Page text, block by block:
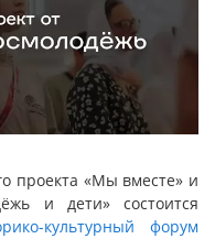
проекта «Мы вместе» и
и дети» состоится
культурный форум